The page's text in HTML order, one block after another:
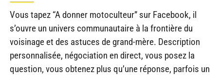
Vous tapez “A donner motoculteur” sur Facebook, il
s’ouvre un univers communautaire à la frontière du
voisinage et des astuces de grand-mère. Description
personnalisée, négociation en direct, vous posez la
question, vous obtenez plus qu’une réponse, parfois un